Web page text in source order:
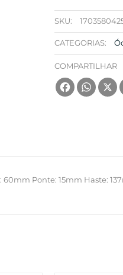
SKU:
CATEGORIAS:
COMPARTILHAR
Facebook
X
60mm Ponte: 15mm Haste: